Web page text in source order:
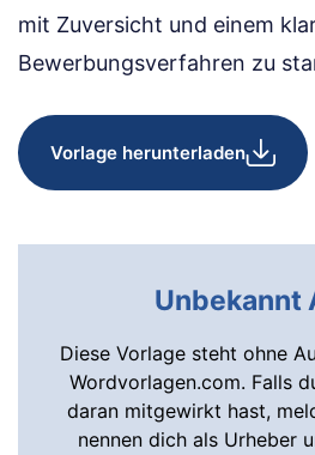
mit Zuversicht und einem
Bewerbungsverfahren zu
Vorlage herunterladen
Unbekannt
Diese Vorlage steht ohne
Wordvorlagen.com. Falls
daran mitgewirkt hast,
nennen dich als Urheber